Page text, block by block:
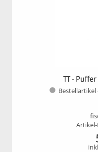
TT -
Artikel-